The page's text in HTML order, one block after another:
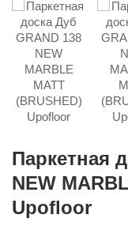
Паркетная
NEW
Upofloor